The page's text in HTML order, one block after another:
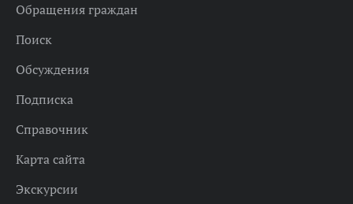
Обращения граждан
Поиск
Обсуждения
Подписка
Справочник
Карта сайта
Экскурсии